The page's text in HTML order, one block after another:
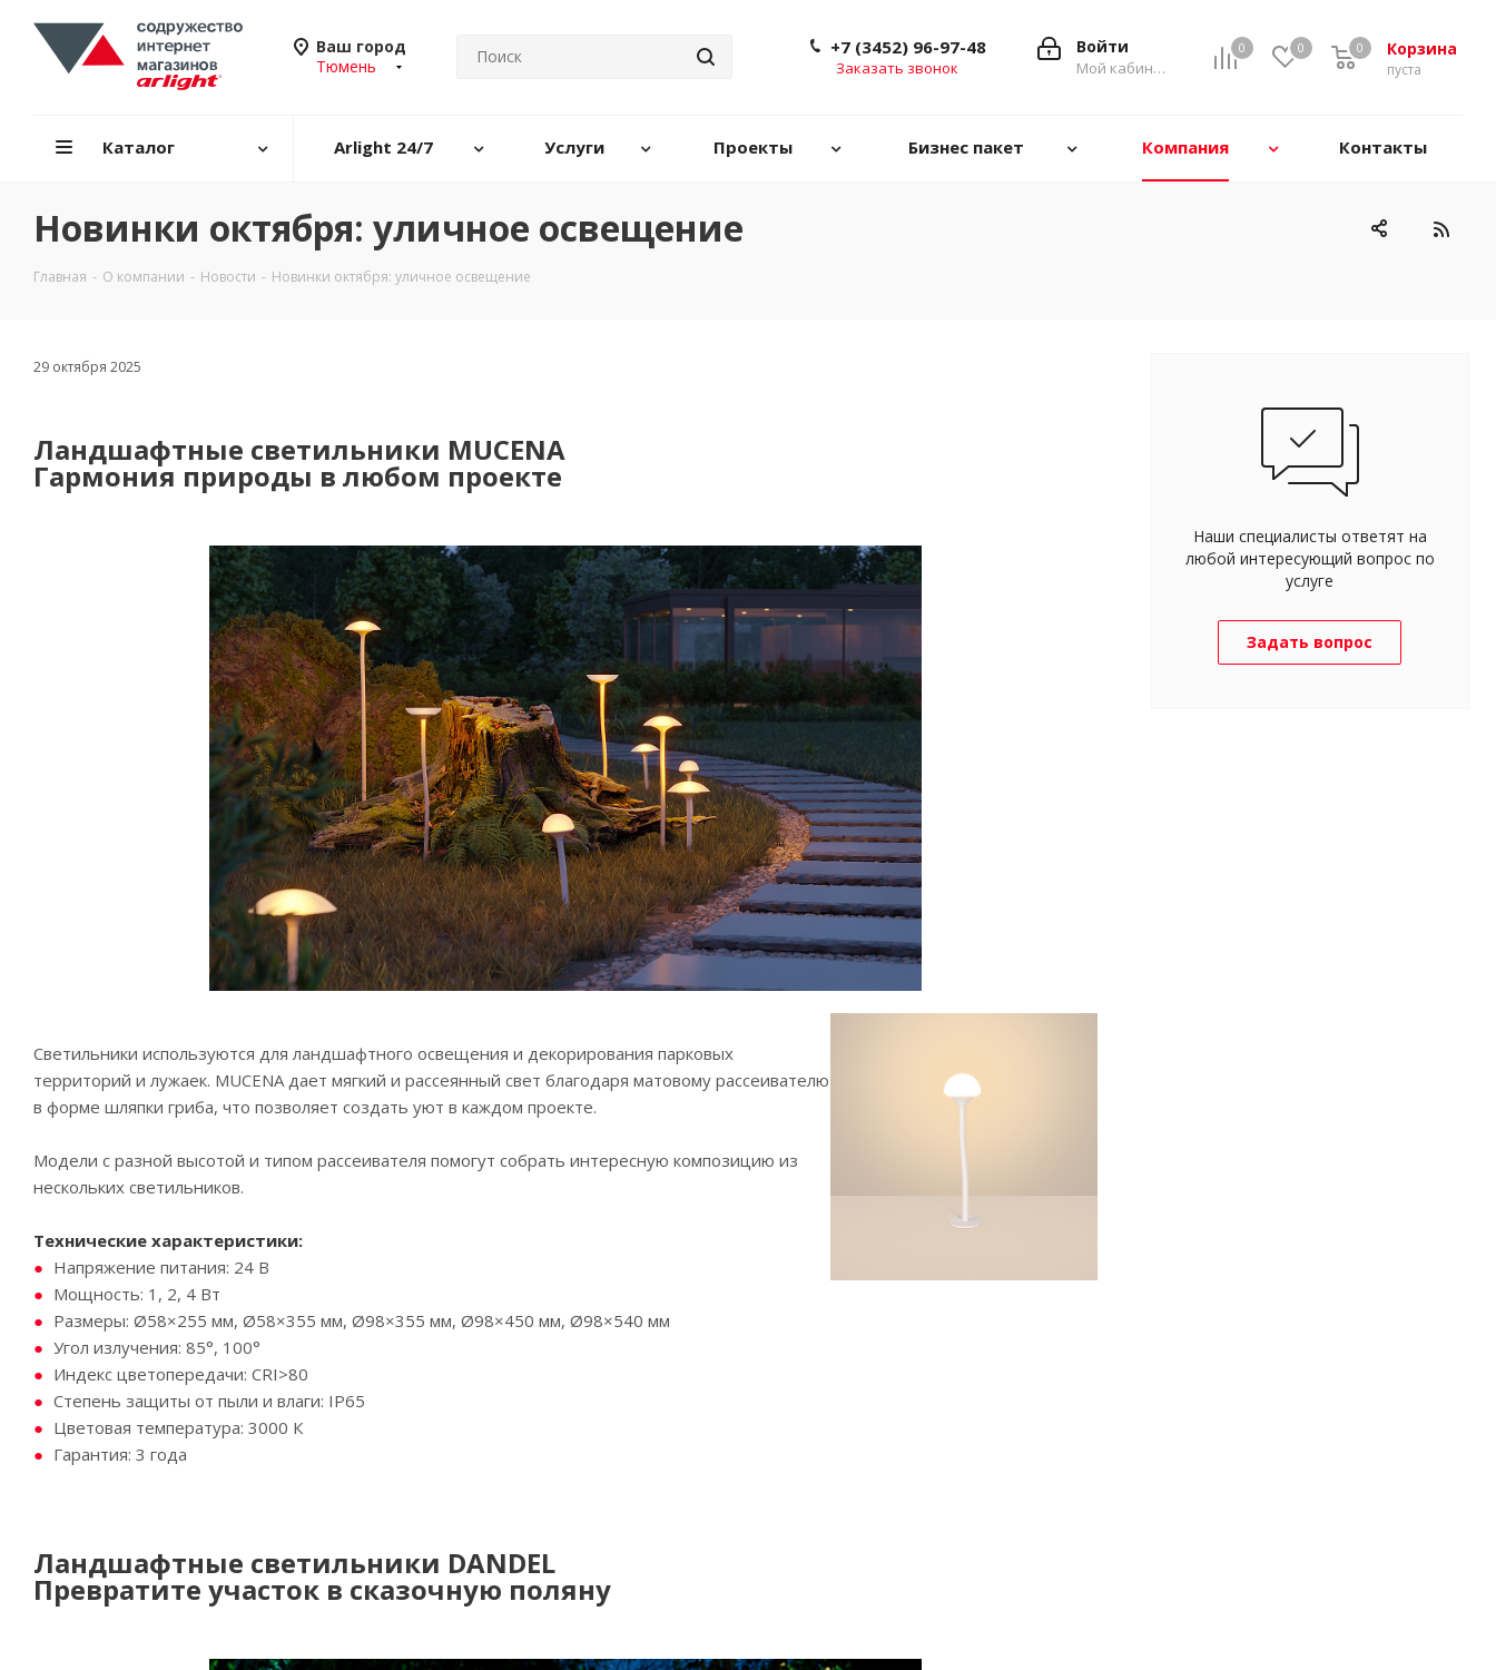
Ваш город
Тюмень
0 0 Корзина
0
пуста
0
Войти
Мой кабинет
+7 (3452) 96-97-48
Заказать звонок
Каталог Arlight 24/7 Услуги Проекты Бизнес пакет Компания Контакты
Новинки октября: уличное освещение
Главная - О компании - Новости - Новинки октября: уличное освещение
29 октября 2025
Ландшафтные светильники MUCENA
Гармония природы в любом проекте
Светильники используются для ландшафтного освещения и декорирования парковых
территорий и лужаек. MUCENA дает мягкий и рассеянный свет благодаря матовому рассеивателю
в форме шляпки гриба, что позволяет создать уют в каждом проекте.
Модели с разной высотой и типом рассеивателя помогут собрать интересную композицию из
нескольких светильников.
Технические характеристики:
Напряжение питания: 24 В
Мощность: 1, 2, 4 Вт
Размеры: Ø58×255 мм, Ø58×355 мм, Ø98×355 мм, Ø98×450 мм, Ø98×540 мм
Угол излучения: 85°, 100°
Индекс цветопередачи: CRI>80
Степень защиты от пыли и влаги: IP65
Цветовая температура: 3000 К
Гарантия: 3 года
Ландшафтные светильники DANDEL
Превратите участок в сказочную поляну
Наши специалисты ответят на
любой интересующий вопрос по
услуге
Задать вопрос